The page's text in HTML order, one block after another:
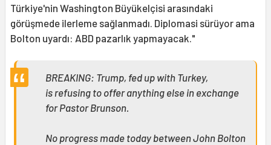
Türkiye'nin Washington Büyükelçisi arasındaki
görüşmede ilerleme sağlanmadı. Diplomasi sürüyor ama
Bolton uyardı: ABD pazarlık yapmayacak."
BREAKING: Trump, fed up with Turkey,
is refusing to offer anything else in exchange
for Pastor Brunson.
No progress made today between John Bolton